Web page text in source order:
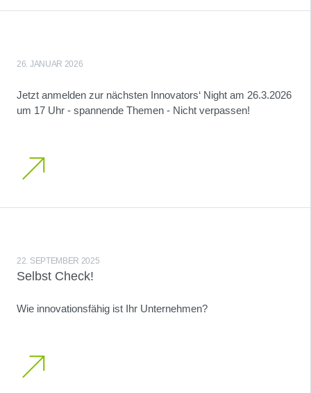
26. JANUAR 2026
Jetzt anmelden zur nächsten Innovators‘ Night am 26.3.2026
um 17 Uhr - spannende Themen - Nicht verpassen!
22. SEPTEMBER 2025
Selbst Check!
Wie innovationsfähig ist Ihr Unternehmen?